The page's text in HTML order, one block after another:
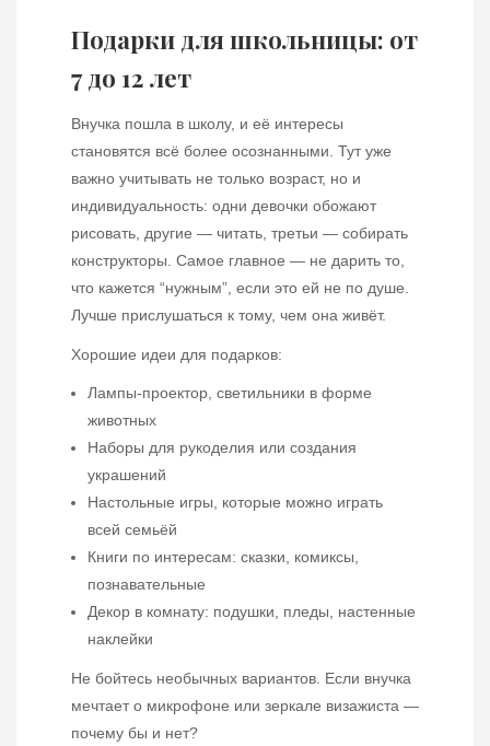
Подарки для школьницы: от
7 до 12 лет
Внучка пошла в школу, и её интересы
становятся всё более осознанными. Тут уже
важно учитывать не только возраст, но и
индивидуальность: одни девочки обожают
рисовать, другие — читать, третьи — собирать
конструкторы. Самое главное — не дарить то,
что кажется “нужным”, если это ей не по душе.
Лучше прислушаться к тому, чем она живёт.
Хорошие идеи для подарков:
Лампы-проектор, светильники в форме
животных
Наборы для рукоделия или создания
украшений
Настольные игры, которые можно играть
всей семьёй
Книги по интересам: сказки, комиксы,
познавательные
Декор в комнату: подушки, пледы, настенные
наклейки
Не бойтесь необычных вариантов. Если внучка
мечтает о микрофоне или зеркале визажиста —
почему бы и нет?